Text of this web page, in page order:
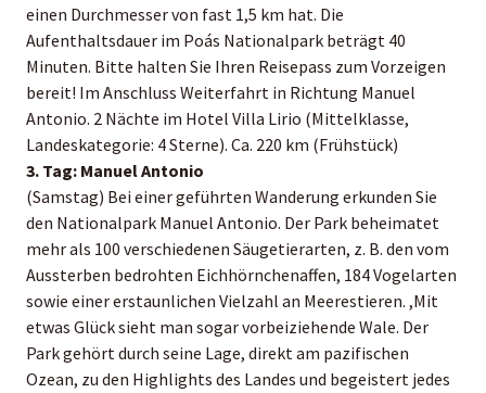
einen Durchmesser von fast 1,5 km hat. Die
Aufenthaltsdauer im Poás Nationalpark beträgt 40
Minuten. Bitte halten Sie Ihren Reisepass zum Vorzeigen
bereit! Im Anschluss Weiterfahrt in Richtung Manuel
Antonio. 2 Nächte im Hotel Villa Lirio (Mittelklasse,
Landeskategorie: 4 Sterne). Ca. 220 km (Frühstück)
3. Tag: Manuel Antonio
(Samstag) Bei einer geführten Wanderung erkunden Sie
den Nationalpark Manuel Antonio. Der Park beheimatet
mehr als 100 verschiedenen Säugetierarten, z. B. den vom
Aussterben bedrohten Eichhörnchenaffen, 184 Vogelarten
sowie einer erstaunlichen Vielzahl an Meerestieren. ,Mit
etwas Glück sieht man sogar vorbeiziehende Wale. Der
Park gehört durch seine Lage, direkt am pazifischen
Ozean, zu den Highlights des Landes und begeistert jedes